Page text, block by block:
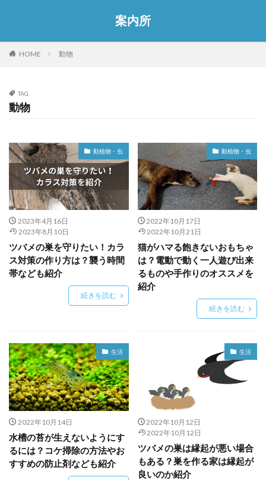
案内所
HOME 動物
TAG
動物
動植物・虫
2023年4月16日
2023年8月10日
ツバメの巣を守りたい！カラ
ス対策の作り方は？襲う時間
帯なども紹介
続きを読む
動植物・虫
2022年10月17日
2022年10月21日
猫がハマる飽きないおもちゃ
は？電動で動く一人遊び出来
るものや手作りのオススメを
紹介
続きを読む
生活
2022年10月14日
水槽の苔が生えないようにす
るには？コケ掃除の方法やお
すすめの防止剤なども紹介
生活
2022年10月12日
2022年10月12日
ツバメの巣は縁起が悪い場合
もある？巣を作る家は縁起が
良いのか紹介